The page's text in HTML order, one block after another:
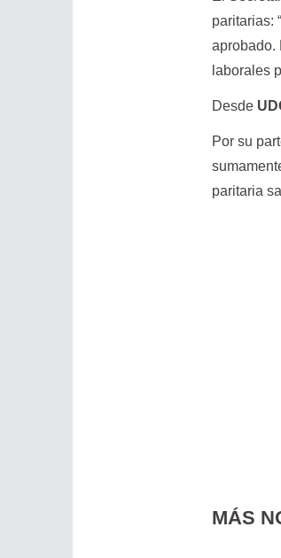
paritarias:
aprobado.
laborales
Desde
Por su
paritaria
MÁS